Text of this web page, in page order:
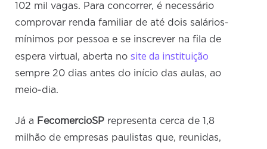
102 mil vagas. Para concorrer, é necessário
comprovar renda familiar de até dois salários-
mínimos por pessoa e se inscrever na fila de
espera virtual, aberta nosite da instituição
sempre 20 dias antes do início das aulas, ao
meio-dia.
Já a FecomercioSP representa cerca de 1,8
milhão de empresas paulistas que, reunidas,